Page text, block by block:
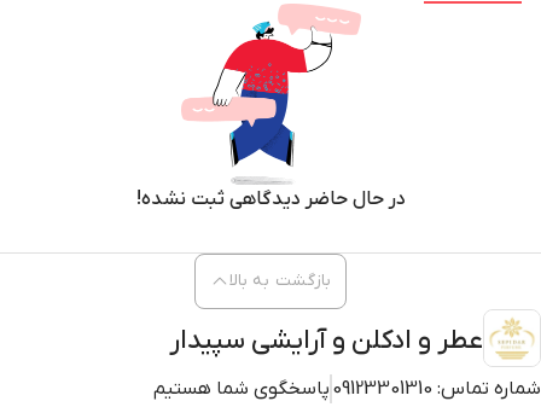
در حال حاضر دیدگاهی ثبت نشده!
عطر و ادکلن و آرایشی سپیدار
شماره تماس: 09123301310 پاسخگوی شما هستیم
بازگشت به بالا